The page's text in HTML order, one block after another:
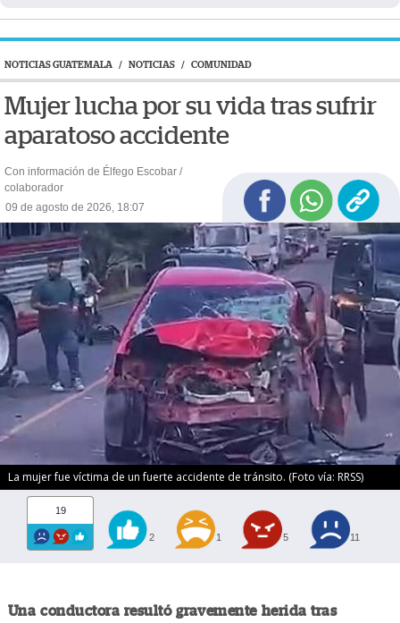
NOTICIAS GUATEMALA / NOTICIAS / COMUNIDAD
Mujer lucha por su vida tras sufrir
aparatoso accidente
Con información de Élfego Escobar /
colaborador
09 de agosto de 2026, 18:07
La mujer fue víctima de un fuerte accidente de tránsito. (Foto vía: RRSS)
19
2 1 5 11
Una conductora resultó gravemente herida tras